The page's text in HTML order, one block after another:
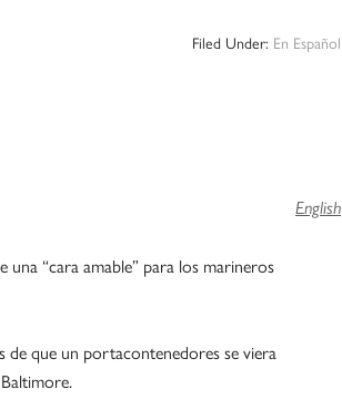
Filed Under: En Español
English
“cara amable” para los marineros
de que un portacontenedores se viera